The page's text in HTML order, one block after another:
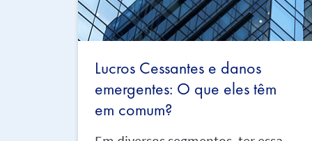
Lucros Cessantes e danos
emergentes: O que eles têm
em comum?